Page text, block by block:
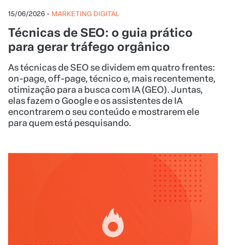
15/06/2026 • MARKETING DIGITAL
Técnicas de SEO: o guia prático
para gerar tráfego orgânico
As técnicas de SEO se dividem em quatro frentes:
on-page, off-page, técnico e, mais recentemente,
otimização para a busca com IA (GEO). Juntas,
elas fazem o Google e os assistentes de IA
encontrarem o seu conteúdo e mostrarem ele
para quem está pesquisando.